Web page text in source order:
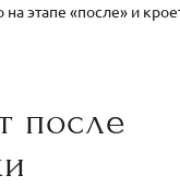
этапе «после» и
после